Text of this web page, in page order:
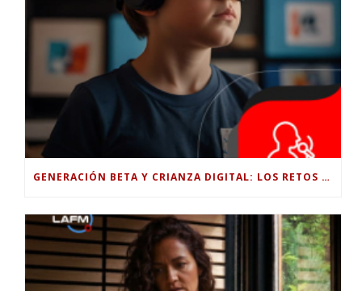
GENERACIÓN BETA Y CRIANZA DIGITAL: LOS RETOS DE CRIAR HIJOS EN LA ERA DE LA INTELIGENCIA ARTIFICIAL